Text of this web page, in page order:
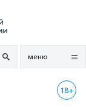
меню
18+